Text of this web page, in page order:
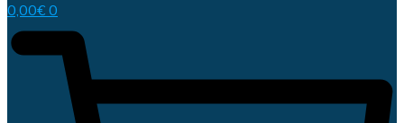
0,00€ 0